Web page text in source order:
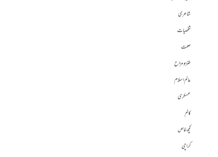
شاعری
شخصیات
صحت
طنز و مزاح
عالم اسلام
عسکری
کالم
کچھ خاص
کراچی